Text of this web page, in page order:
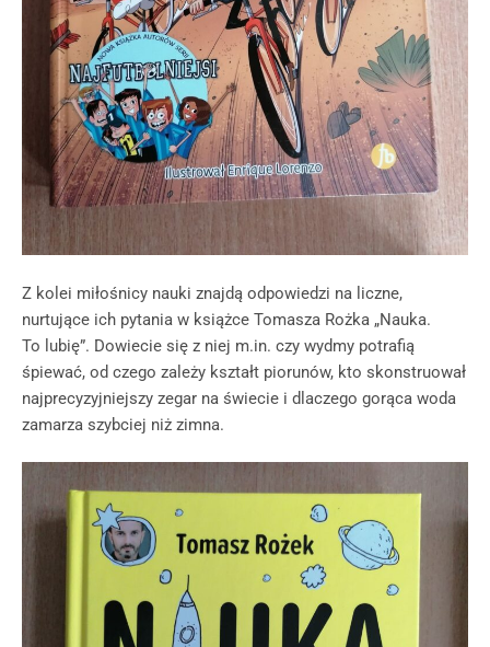
Z kolei miłośnicy nauki znajdą odpowiedzi na liczne,
nurtujące ich pytania w książce Tomasza Rożka „Nauka.
To lubię”. Dowiecie się z niej m.in. czy wydmy potrafią
śpiewać, od czego zależy kształt piorunów, kto skonstruował
najprecyzyjniejszy zegar na świecie i dlaczego gorąca woda
zamarza szybciej niż zimna.